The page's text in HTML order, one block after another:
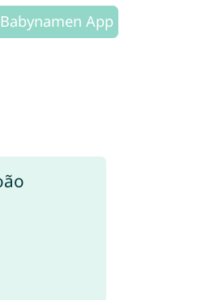
Babynamen App